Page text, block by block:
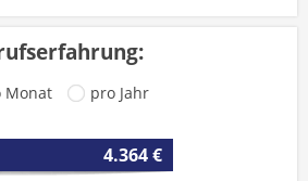
Monat
pro Jahr
4.364 €